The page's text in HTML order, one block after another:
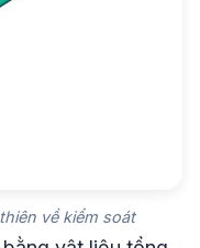
về kiểm soát